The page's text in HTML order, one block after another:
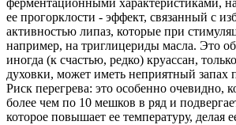
ферментационными характеристиками,
ее прогорклости - эффект, связанный с
активностью липаз, которые при
например, на триглицериды масла. Это
иногда (к счастью, редко) круассан,
духовки, может иметь неприятный запах
Риск перегрева: это особенно очевидно,
более чем по 10 мешков в ряд и
которое повышает ее температуру, делая